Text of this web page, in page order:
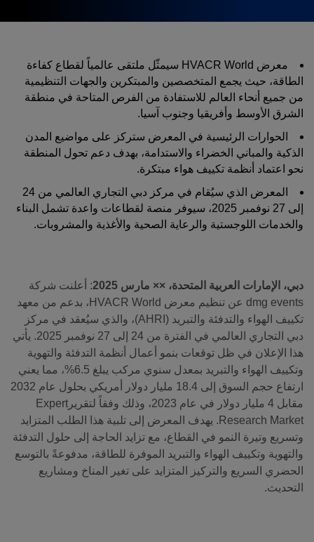
KENYA
Big 5 Construct Kenya
NIGERIA
Big 5 Construct Nigeria
HVACR Nigeria
West Africa Infrastructure
Expo
QATAR
SAUDI ARABIA
Big 5 Construct Saudi
Saudi FM & Clean
HVACR Saudi Arabia
Marble and Stone Saudi
Arabia
Windows, Doors &
SOUTH AFRICA
Big 5 Construct South
Africa
South Africa
Infrastructure Expo
معرض HVACR World سيمثّل ملتقى عالمياً لقطاع كفاءة
الطاقة، حيث يجمع المتخصصين والمبتكرين والجهات التنظيمية
من جميع أنحاء العالم للاستفادة من الفرص المتاحة في منطقة
الشرق الأوسط وأفريقيا وجنوب آسيا.
الحوارات الرئيسية في المعرض ستركز على مواضيع المدن
الذكية والمباني الخضراء والاستدامة، بهدف دعم تحول المنطقة
نحو اعتماد أنظمة تكييف هواء مبتكرة.
المعرض الذي سيُقام في مركز دبي التجاري العالمي من 24
إلى 27 نوفمبر 2025، سيوفر منصة لقطاعات واعدة تشمل البناء
والخدمات اللوجستية والرعاية الصحية والأغذية والمشروبات.
دبي، الإمارات العربية المتحدة، ×× مارس 2025
: أعلنت شركة
dmg events عن تنظيم معرض HVACR World، بدعم من معهد
تكييف الهواء والتدفئة والتبريد (AHRI)، والذي سيُعقد في مركز
دبي التجاري العالمي في الفترة من 24 إلى 27 نوفمبر 2025. يأتي
هذا الإعلان في ظل توقعات بنمو أعمال أنظمة التدفئة والتهوية
وتكييف الهواء والتبريد بمعدل سنوي مركب يبلغ 6.5%، مما يعني
ارتفاع حجم السوق إلى 18.4 مليار دولار أمريكي بحلول عام 2032
مقابل 4 مليار دولار في عام 2023، وذلك وفقاً لتقريرExpert
Research Market. يهدف المعرض إلى تلبية هذا الطلب المتزايد
وتسريع وتيرة النمو في القطاع، مع تزايد الحاجة إلى حلول التدفئة
والتهوية وتكييف الهواء والتبريد الموفرة للطاقة، مدفوعةً بالتوسع
الحضري السريع والتركيز المتزايد على تغير المناخ ومشاريع
التحديث.